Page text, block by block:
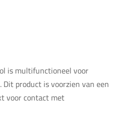
is multifunctioneel voor
product is voorzien van een
voor contact met